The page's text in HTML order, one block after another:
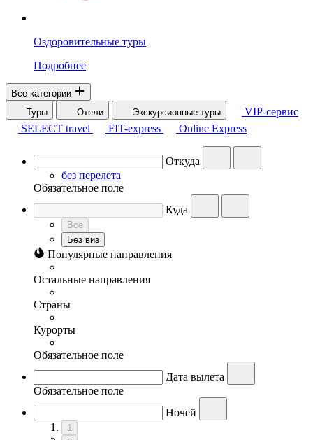
Оздоровительные туры
Подробнее
Все категории
Туры
Отели Экскурсионные туры
VIP-сервис
SELECT travel
FIT-express Online Express
Откуда
без перелета
Обязательное поле
Куда
Все
Без виз
Популярные направления
Остальные направления
Страны
Курорты
Обязательное поле
Дата вылета
Обязательное поле
Ночей
1